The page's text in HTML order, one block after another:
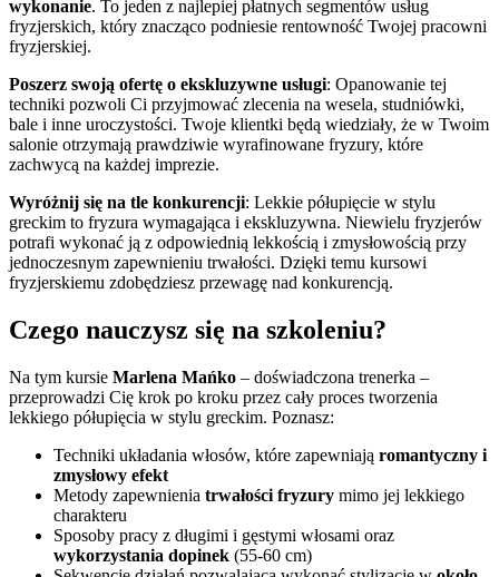
wykonanie. To jeden z najlepiej płatnych segmentów usług
fryzjerskich, który znacząco podniesie rentowność Twojej pracowni
fryzjerskiej.
Poszerz swoją ofertę o ekskluzywne usługi: Opanowanie tej
techniki pozwoli Ci przyjmować zlecenia na wesela, studniówki,
bale i inne uroczystości. Twoje klientki będą wiedziały, że w Twoim
salonie otrzymają prawdziwie wyrafinowane fryzury, które
zachwycą na każdej imprezie.
Wyróżnij się na tle konkurencji: Lekkie półupięcie w stylu
greckim to fryzura wymagająca i ekskluzywna. Niewielu fryzjerów
potrafi wykonać ją z odpowiednią lekkością i zmysłowością przy
jednoczesnym zapewnieniu trwałości. Dzięki temu kursowi
fryzjerskiemu zdobędziesz przewagę nad konkurencją.
Czego nauczysz się na szkoleniu?
Na tym kursie Marlena Mańko – doświadczona trenerka –
przeprowadzi Cię krok po kroku przez cały proces tworzenia
lekkiego półupięcia w stylu greckim. Poznasz:
Techniki układania włosów, które zapewniają romantyczny i
zmysłowy efekt
Metody zapewnienia trwałości fryzury mimo jej lekkiego
charakteru
Sposoby pracy z długimi i gęstymi włosami oraz
wykorzystania dopinek (55-60 cm)